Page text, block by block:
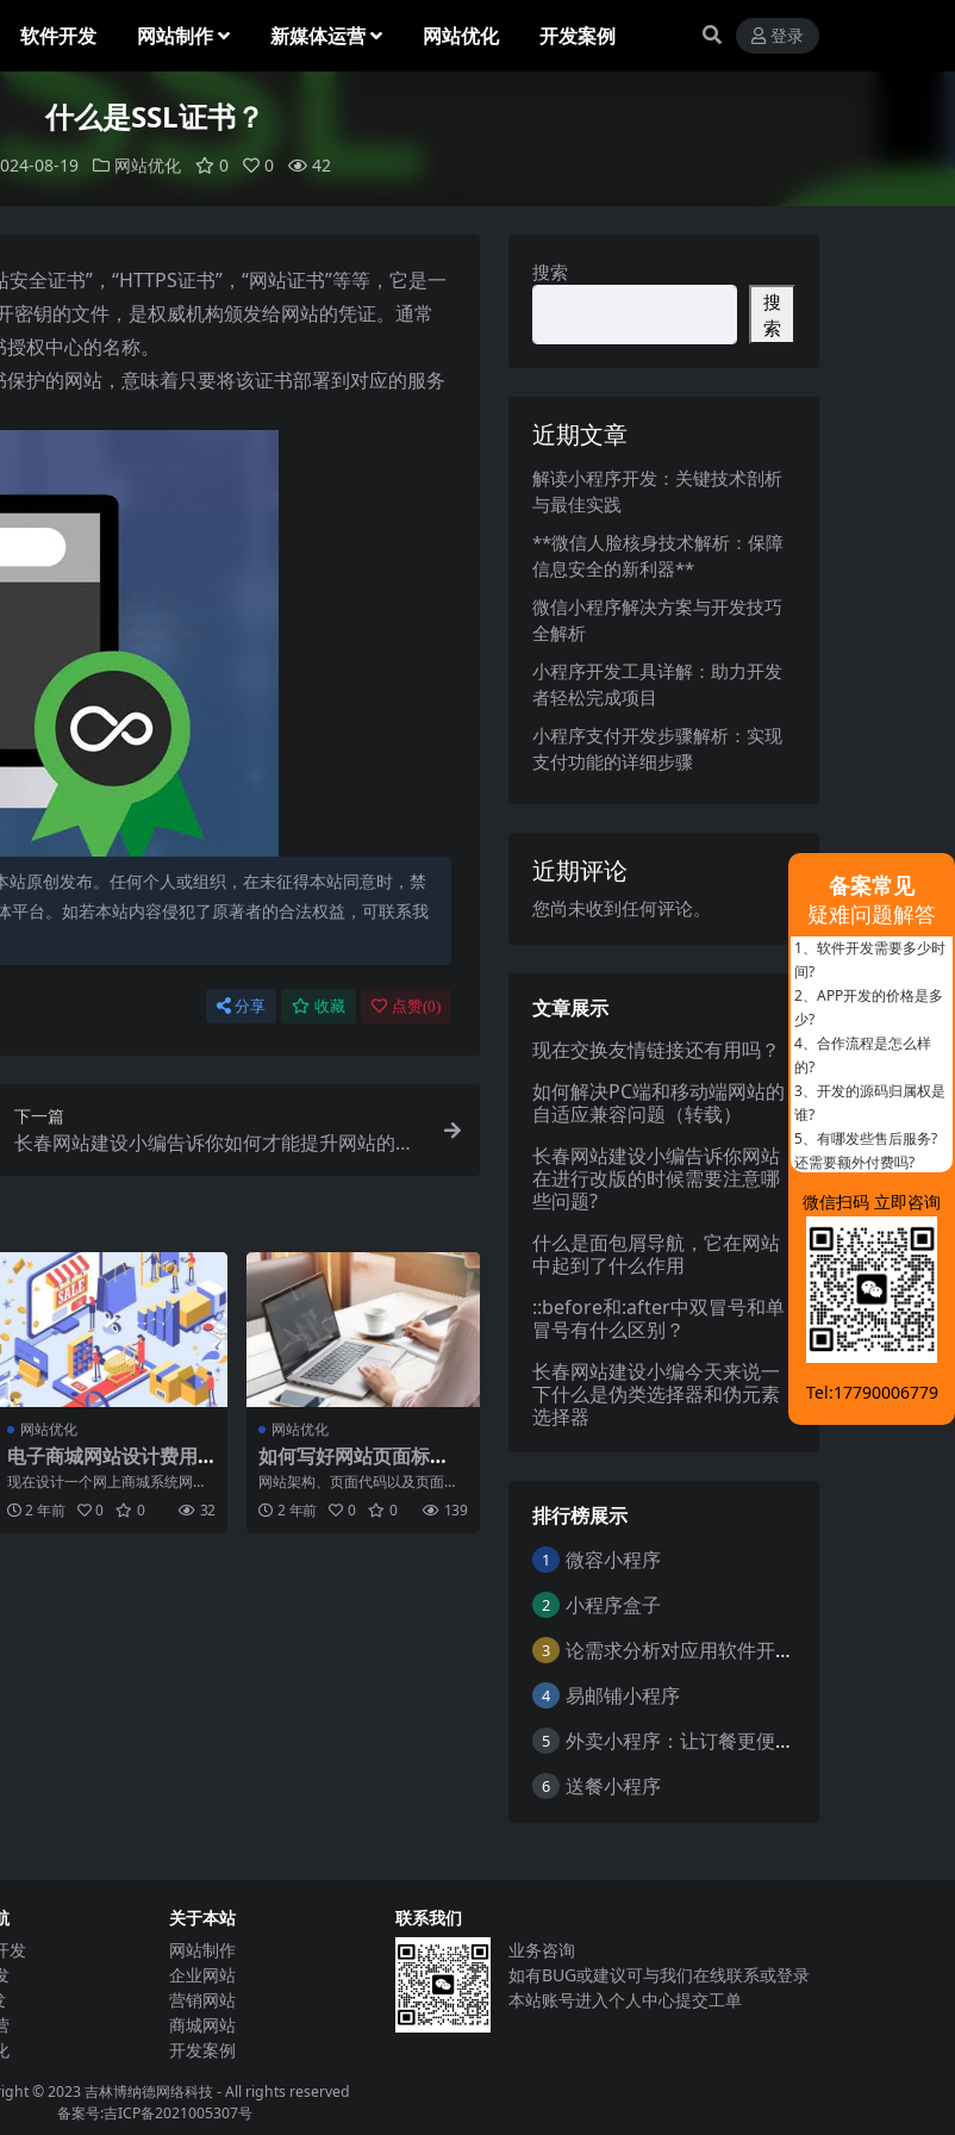
软件开发 网站制作 新媒体运营 网站优化 开发案例 登录
什么是SSL证书？
08-19 网站优化 0 0 42
全证书”，“HTTPS证书”，“网站证书”等等，它是一
钥的文件，是权威机构颁发给网站的凭证。通常
权中心的名称。
护的网站，意味着只要将该证书部署到对应的服务
原创发布。任何个人或组织，在未征得本站同意时，禁
台。如若本站内容侵犯了原著者的合法权益，可联系我
分享 收藏 点赞(0)
下一篇
长春网站建设小编告诉你如何才能提升网站的用
网站优化
电子商城网站设计费用
多少？
现在设计一个网上商城系统网站
需要多少钱呢？许多客户都那么
关注这种情况，如今企业都
2 年前 0 0 32
网站优化
如何写好网站页面标
题？
网站架构、页面代码以及页面标
题在网站优化中都扮演着至关重
要的角色。这些元素不仅影
2 年前 0 0 139
搜索
搜
索
近期文章
解读小程序开发：关键技术剖析
与最佳实践
**微信人脸核身技术解析：保障
信息安全的新利器**
微信小程序解决方案与开发技巧
全解析
小程序开发工具详解：助力开发
者轻松完成项目
小程序支付开发步骤解析：实现
支付功能的详细步骤
近期评论
您尚未收到任何评论。
文章展示
现在交换友情链接还有用吗？
如何解决PC端和移动端网站的
自适应兼容问题（转载）
长春网站建设小编告诉你网站
在进行改版的时候需要注意哪
些问题?
什么是面包屑导航，它在网站
中起到了什么作用
::before和:after中双冒号和单
冒号有什么区别？
长春网站建设小编今天来说一
下什么是伪类选择器和伪元素
选择器
排行榜展示
1 微容小程序
2 小程序盒子
3 论需求分析对应用软件开发的重要性
4 易邮铺小程序
5 外卖小程序：让订餐更便捷，吃货的福音
6 送餐小程序
发
关于本站
网站制作
企业网站
营销网站
商城网站
开发案例
联系我们
业务咨询
如有BUG或建议可与我们在线联系或登录
本站账号进入个人中心提交工单
© 2023吉林博纳德网络科技- All rights reserved
备案号:吉ICP备2021005307号
备案常见
疑难问题解答
1、 软件开发需要多少时
间?
2、 APP开发的价格是多
少?
4、 合作流程是怎么样
的?
3、 开发的源码归属权是
谁?
5、 有哪发些售后服务?
还需要额外付费吗?
微信扫码 立即咨询
Tel:17790006779